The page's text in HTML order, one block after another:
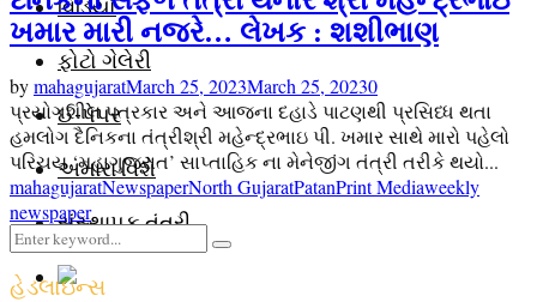
વિડિયો
ફોટો ગેલેરી
ઈ-પેપર
અમારા વિશે
સંસ્થાપક તંત્રી
ખમાર મારી નજરે… લેખક : શશીભાણ
bymahagujaratMarch 25, 2023March 25, 20230
પ્રયોગશીલ પત્રકાર અને આજના દહાડે પાટણથી પ્રસિધ્ધ થતા
હમલોગ દૈનિકના તંત્રીશ્રી મહેન્દ્રભાઇ પી. ખમાર સાથે મારો પહેલો
પરિચય ‘મહાગુજરાત’ સાપ્તાહિક ના મેનેજીંગ તંત્રી તરીકે થયો...
mahagujaratNewspaperNorth GujaratPatanPrint Mediaweekly
newspaper
Search
for:
Search
હેડલાઇન્સ